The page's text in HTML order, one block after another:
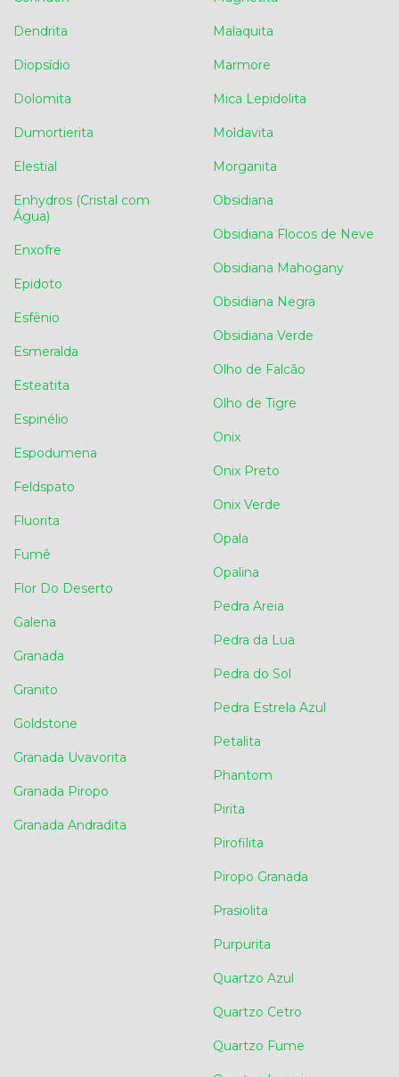
Dendrita
Diopsídio
Dolomita
Dumortierita
Elestial
Enhydros (Cristal com
Água)
Enxofre
Epidoto
Esfênio
Esmeralda
Esteatita
Espinélio
Espodumena
Feldspato
Fluorita
Fumê
Flor Do Deserto
Galena
Granada
Granito
Goldstone
Granada Uvavorita
Granada Piropo
Granada Andradita
Malaquita
Marmore
Mica Lepidolita
Moldavita
Morganita
Obsidiana
Obsidiana Flocos de Neve
Obsidiana Mahogany
Obsidiana Negra
Obsidiana Verde
Olho de Falcão
Olho de Tigre
Onix
Onix Preto
Onix Verde
Opala
Opalina
Pedra Areia
Pedra da Lua
Pedra do Sol
Pedra Estrela Azul
Petalita
Phantom
Pirita
Pirofilita
Piropo Granada
Prasiolita
Purpurita
Quartzo Azul
Quartzo Cetro
Quartzo Fume